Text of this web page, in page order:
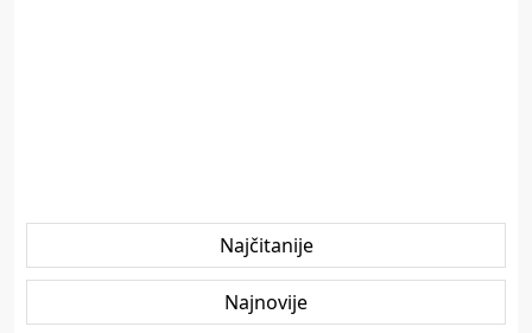
Najčitanije
Najnovije